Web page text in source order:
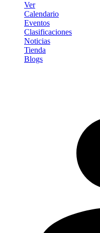
Ver
Calendario
Eventos
Clasificaciones
Noticias
Tienda
Blogs